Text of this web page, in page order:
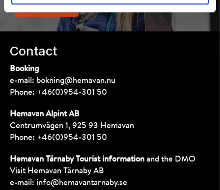
BOOK NOW
Contact
Booking
e-mail: bokning@hemavan.nu
Phone: +46(0)954-301 50
Hemavan Alpint AB
Centrumvägen 1, 925 93 Hemavan
Phone: +46(0)954-301 50
Hemavan Tärnaby Tourist information and the DMO
Visit Hemavan Tärnaby AB
e-mail: info@hemavantarnaby.se